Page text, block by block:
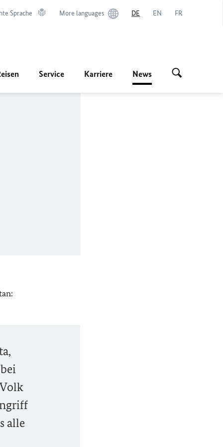
Sprache More languages DE EN FR
Service Karriere News
alle